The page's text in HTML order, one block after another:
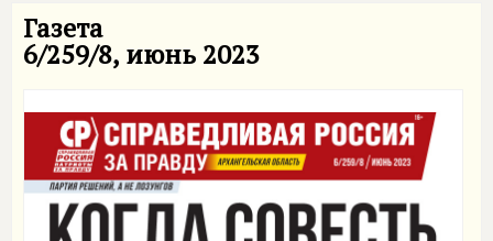
Газета
6/259/8, июнь 2023